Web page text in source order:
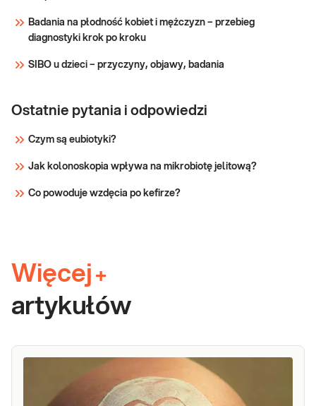
Badania na płodność kobiet i mężczyzn – przebieg
diagnostyki krok po kroku
SIBO u dzieci – przyczyny, objawy, badania
Ostatnie pytania i odpowiedzi
Czym są eubiotyki?
Jak kolonoskopia wpływa na mikrobiotę jelitową?
Co powoduje wzdęcia po kefirze?
Więcej +
artykułów